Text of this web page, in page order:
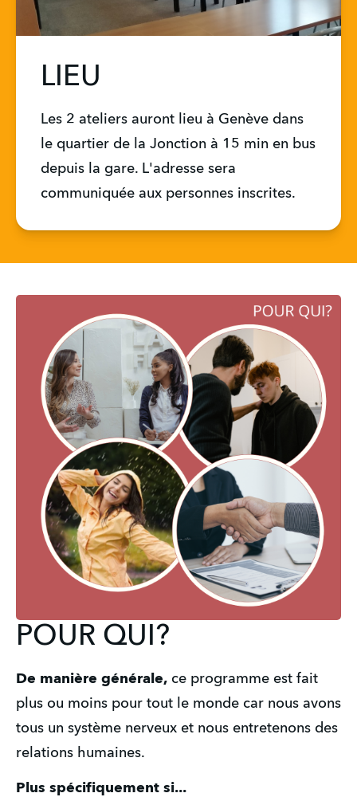
LIEU
Les 2 ateliers auront lieu à Genève dans
le quartier de la Jonction à 15 min en bus
depuis la gare. L'adresse sera
communiquée aux personnes inscrites.
POUR QUI?
De manière générale, ce programme est fait
plus ou moins pour tout le monde car nous avons
tous un système nerveux et nous entretenons des
relations humaines.
Plus spécifiquement si...